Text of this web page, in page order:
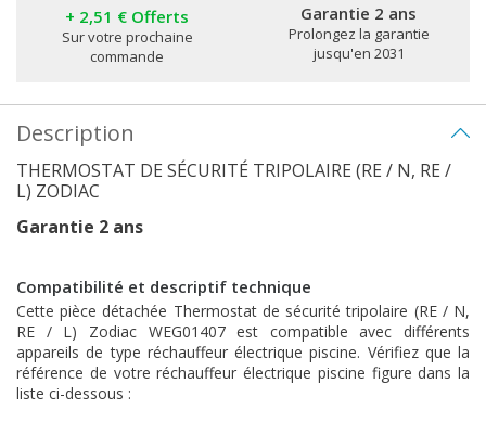
+ 2,51 € Offerts
Sur votre prochaine
commande
Garantie 2 ans
Prolongez la garantie
jusqu'en 2031
Description
THERMOSTAT DE SÉCURITÉ TRIPOLAIRE (RE / N, RE /
L) ZODIAC
Garantie 2 ans
Compatibilité et descriptif technique
Cette pièce détachée Thermostat de sécurité tripolaire (RE / N,
RE / L) Zodiac WEG01407 est compatible avec différents
appareils de type réchauffeur électrique piscine. Vérifiez que la
référence de votre réchauffeur électrique piscine figure dans la
liste ci-dessous :